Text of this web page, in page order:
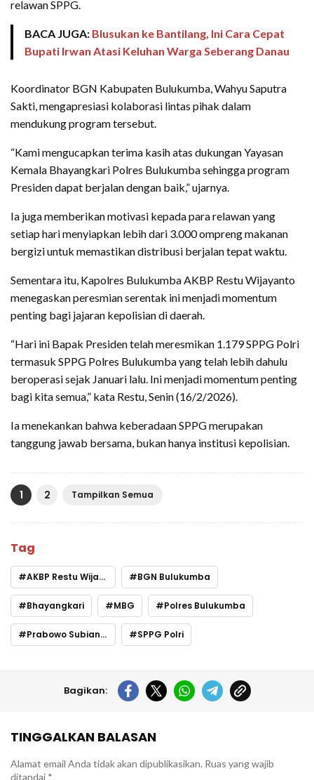
relawan SPPG.
BACA JUGA: Blusukan ke Bantilang, Ini Cara Cepat
Bupati Irwan Atasi Keluhan Warga Seberang Danau
Koordinator BGN Kabupaten Bulukumba, Wahyu Saputra
Sakti, mengapresiasi kolaborasi lintas pihak dalam
mendukung program tersebut.
“Kami mengucapkan terima kasih atas dukungan Yayasan
Kemala Bhayangkari Polres Bulukumba sehingga program
Presiden dapat berjalan dengan baik,” ujarnya.
Ia juga memberikan motivasi kepada para relawan yang
setiap hari menyiapkan lebih dari 3.000 ompreng makanan
bergizi untuk memastikan distribusi berjalan tepat waktu.
Sementara itu, Kapolres Bulukumba AKBP Restu Wijayanto
menegaskan peresmian serentak ini menjadi momentum
penting bagi jajaran kepolisian di daerah.
“Hari ini Bapak Presiden telah meresmikan 1.179 SPPG Polri
termasuk SPPG Polres Bulukumba yang telah lebih dahulu
beroperasi sejak Januari lalu. Ini menjadi momentum penting
bagi kita semua,” kata Restu, Senin (16/2/2026).
Ia menekankan bahwa keberadaan SPPG merupakan
tanggung jawab bersama, bukan hanya institusi kepolisian.
1 2 Tampilkan Semua
Tag
AKBP Restu Wijayanto BGN Bulukumba
Bhayangkari MBG Polres Bulukumba
Prabowo Subianto SPPG Polri
Bagikan:
TINGGALKAN BALASAN
Alamat email Anda tidak akan dipublikasikan. Ruas yang wajib
ditandai *